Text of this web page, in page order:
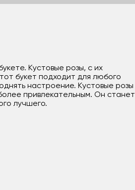
Кустовые розы, с их
букет подходит для любого
настроение. Кустовые розы
привлекательным. Он станет
лучшего.